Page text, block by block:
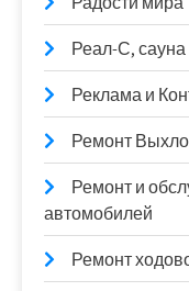
Реал-С, сауна
Реклама и
Ремонт
Ремонт и
автомобилей
Ремонт